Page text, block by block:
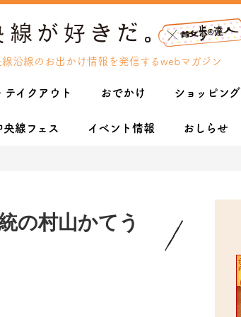
線沿線のお出かけ情報を発信するwebマガジン
テイクアウト おでかけ ショッピング
央線フェス イベント情報 おしらせ
の村山かてう